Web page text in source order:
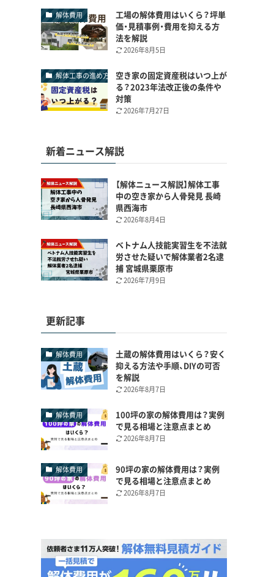
解体費用
工場の解体費用はいくら？坪単
価・見積事例・費用を抑える方
法を解説
2026年8月5日
解体工事の進め方
空き家の固定資産税はいつ上が
る？2023年法改正後の条件や
対策
2026年7月27日
新着ニュース解説
【解体ニュース解説】解体工事
中の空き家から人骨発見 長崎
県西海市
2026年8月4日
ベトナム人技能実習生を不法就
労させた疑いで解体業者2名逮
捕 宮城県栗原市
2026年7月9日
更新記事
解体費用
土蔵の解体費用はいくら？安く
抑える方法や手順、DIYの可否
を解説
2026年8月7日
解体費用
100坪の家の解体費用は？実例
で見る相場と注意点まとめ
2026年8月7日
解体費用
90坪の家の解体費用は？実例
で見る相場と注意点まとめ
2026年8月7日